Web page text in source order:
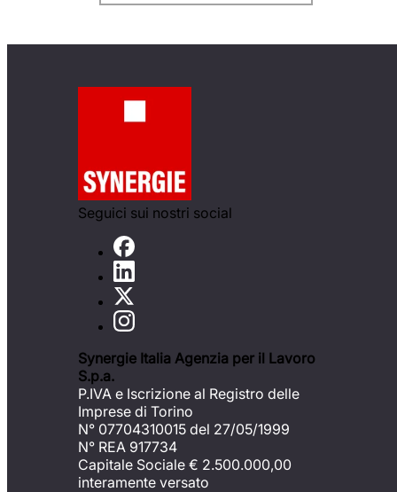
Seguici sui nostri social
Synergie Italia Agenzia per il Lavoro
S.p.a.
P.IVA e Iscrizione al Registro delle
Imprese di Torino
N° 07704310015 del 27/05/1999
N° REA 917734
Capitale Sociale € 2.500.000,00
interamente versato